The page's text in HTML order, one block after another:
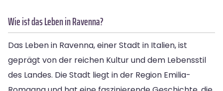
Wie ist das Leben in Ravenna?
Das Leben in Ravenna, einer Stadt in Italien, ist
geprägt von der reichen Kultur und dem Lebensstil
des Landes. Die Stadt liegt in der Region Emilia-